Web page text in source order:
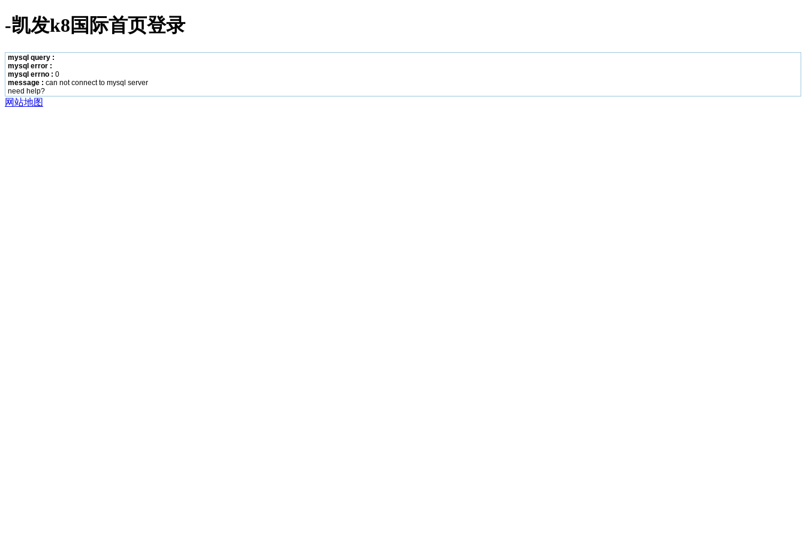
-凯发k8国际首页登录
mysql query :
mysql error :
mysql errno : 0
message : can not connect to mysql server
need help?
网站地图